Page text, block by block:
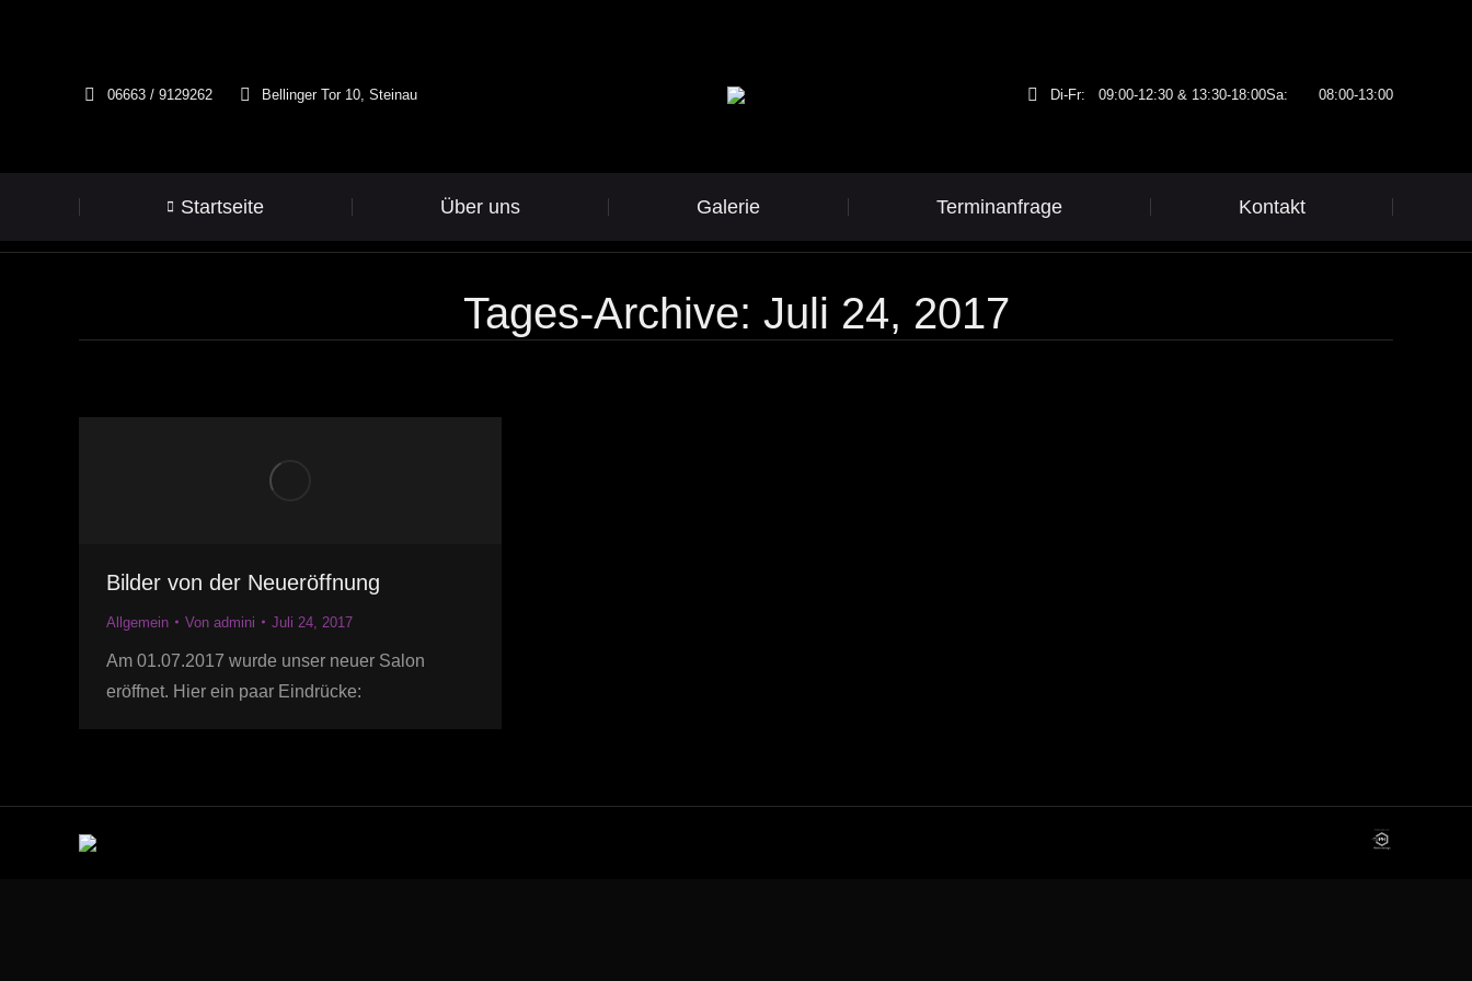
06663 / 9129262 Bellinger Tor 10, Steinau Di-Fr: 09:00-12:30 & 13:30-18:00Sa: 08:00-13:00
Startseite Über uns Galerie Terminanfrage Kontakt
Tages-Archive: Juli 24, 2017
Bilder von der Neueröffnung
Allgemein Von admini Juli 24, 2017
Am 01.07.2017 wurde unser neuer Salon
eröffnet. Hier ein paar Eindrücke: